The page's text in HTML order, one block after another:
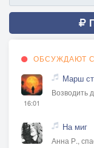
ОБСУЖДАЮТ
16:01
Марш
Возводить
На миг
Анна Р.,